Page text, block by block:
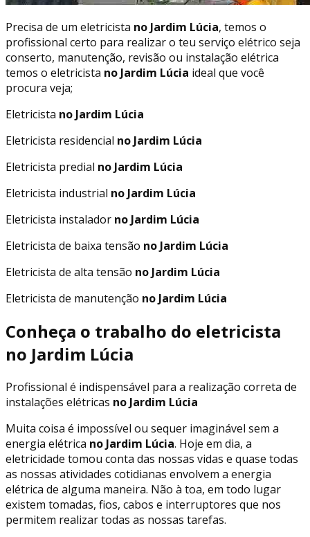
Precisa de um eletricista no Jardim Lúcia, temos o
profissional certo para realizar o teu serviço elétrico seja
conserto, manutenção, revisão ou instalação elétrica
temos o eletricista no Jardim Lúcia ideal que você
procura veja;
Eletricista no Jardim Lúcia
Eletricista residencial no Jardim Lúcia
Eletricista predial no Jardim Lúcia
Eletricista industrial no Jardim Lúcia
Eletricista instalador no Jardim Lúcia
Eletricista de baixa tensão no Jardim Lúcia
Eletricista de alta tensão no Jardim Lúcia
Eletricista de manutenção no Jardim Lúcia
Conheça o trabalho do eletricista
no Jardim Lúcia
Profissional é indispensável para a realização correta de
instalações elétricas no Jardim Lúcia
Muita coisa é impossível ou sequer imaginável sem a
energia elétrica no Jardim Lúcia. Hoje em dia, a
eletricidade tomou conta das nossas vidas e quase todas
as nossas atividades cotidianas envolvem a energia
elétrica de alguma maneira. Não à toa, em todo lugar
existem tomadas, fios, cabos e interruptores que nos
permitem realizar todas as nossas tarefas.